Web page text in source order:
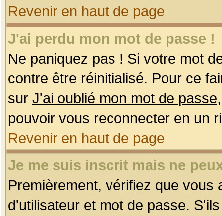
Revenir en haut de page
J'ai perdu mon mot de passe !
Ne paniquez pas ! Si votre mot
contre être réinitialisé. Pour ce
sur J'ai oublié mon mot de passe
pouvoir vous reconnecter en un
Revenir en haut de page
Je me suis inscrit mais ne
Premièrement, vérifiez que
d'utilisateur et mot de passe.